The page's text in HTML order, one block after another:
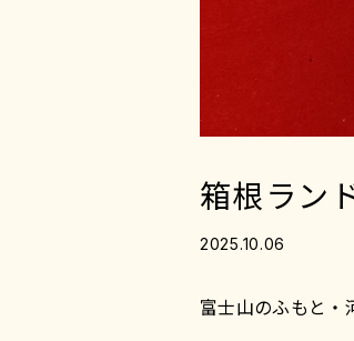
箱根ラン
2025.10.06
富士山のふもと・